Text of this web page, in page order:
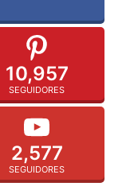
10,957
SEGUIDORES
2,577
SEGUIDORES